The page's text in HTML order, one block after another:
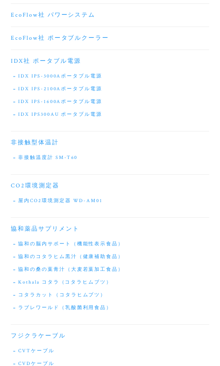
EcoFlow社 パワーシステム
EcoFlow社 ポータブルクーラー
IDX社 ポータブル電源
IDX IPS-3000Aポータブル電源
IDX IPS-2100Aポータブル電源
IDX IPS-1600Aポータブル電源
IDX IPS300AU ポータブル電源
非接触型体温計
非接触温度計 SM-T60
CO2環境測定器
屋内CO2環境測定器 WD-AM01
協和薬品サプリメント
協和の脳内サポート（機能性表示食品）
協和のコタラヒム黒汁（健康補助食品）
協和の桑の葉青汁（大麦若葉加工食品）
Kothala コタラ（コタラヒムブツ）
コタラカット（コタラヒムブツ）
ラブレワールド（乳酸菌利用食品）
フジクラケーブル
CVTケーブル
CVDケーブル